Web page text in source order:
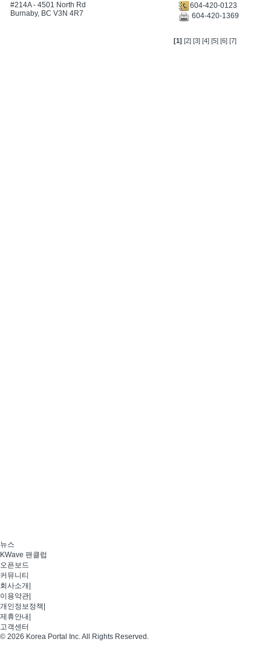
#214A - 4501 North Rd
Burnaby, BC V3N 4R7
604-420-0123
604-420-1369
[1] [2] [3] [4] [5] [6] [7]
뉴스
KWave 팬클럽
오픈보드
커뮤니티
회사소개
이용약관
개인정보정책
제휴안내
고객센터
© 2026 Korea Portal Inc. All Rights Reserved.